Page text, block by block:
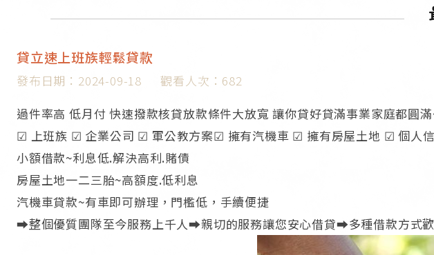
貸立速上班族輕鬆貸款
發布日期：2024-09-18
觀看人次：682
過件率高 低月付 快速撥款核貸放款條件大放寬 讓你貸好貸滿事業家庭都圓
☑ 上班族 ☑ 企業公司 ☑ 軍公教方案☑ 擁有汽機車 ☑ 擁有房屋土地 ☑ 個人
小額借款~利息低.解決高利.賭債
房屋土地一二三胎~高額度.低利息
汽機車貸款~有車即可辦理，門檻低，手續便捷
➡️整個優質團隊至今服務上千人➡️親切的服務讓您安心借貸➡️多種借款方式